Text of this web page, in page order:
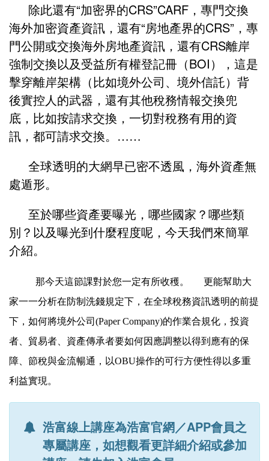
除此還有“加密界的CRS”CARF ，專門交換
海外加密資產資訊，還有“房地產界的CRS”，專
門公開或交換海外房地產資訊，還有CRS離岸
強制交換以及受益所有權登記冊（BOI），這是
擊穿離岸架構（比如境外公司、境外信託）背
後實控人的武器，還有其他稅務情報交換兜
底，比如按請求交換，一切對稅務有用的資
訊，都可請求交換。……
全球透明的大網早已密不透風，海外資產無
處遁形。
至於哪些資產要曝光，哪些國家？哪些類
別？以及曝光到什麼程度呢，今天我們來簡單
介紹。
那今天這節課對於您一定有所收穫。
更能幫助大
家一一分析在防制洗錢規定下，在全球稅務資訊透明的前提
下，如何將境外公司 (Paper Company)的作業合規化，投資
者、貿易者、資產傳承者要如何因應調整以得到應有的保
障、節稅與金流暢通，以OBU操作的可行方便性得以多重
利益實現。
浩富線上講座為浩富官網／APP會員之
專屬講座，如想觀看更詳細介紹或參加